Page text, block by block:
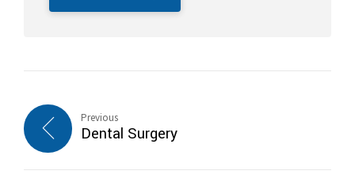
Previous
Dental Surgery